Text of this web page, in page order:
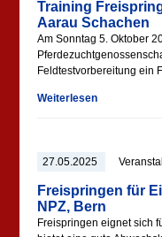
Training
Aarau Schachen
Am Sonntag 5. Oktober
Feldtestvorbereitung ein
Weiterlesen
27.05.2025
Freispringen für
NPZ, Bern
Freispringen eignet sich